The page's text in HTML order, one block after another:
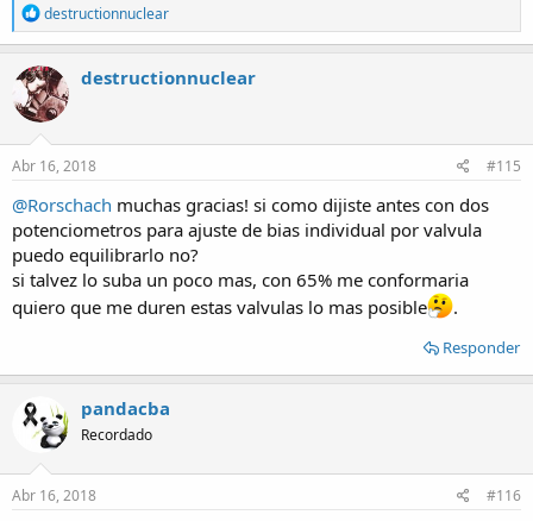
R
e
a
c
t
i
o
n
s
destructionnuclear
destructionnuclear
Abr 16, 2018 #115
@Rorschach muchas gracias! si como dijiste antes con dos
potenciometros para ajuste de bias individual por valvula
puedo equilibrarlo no?
si talvez lo suba un poco mas, con 65% me conformaria
quiero que me duren estas valvulas lo mas posible
.
Responder
pandacba
Recordado
Abr 16, 2018 #116